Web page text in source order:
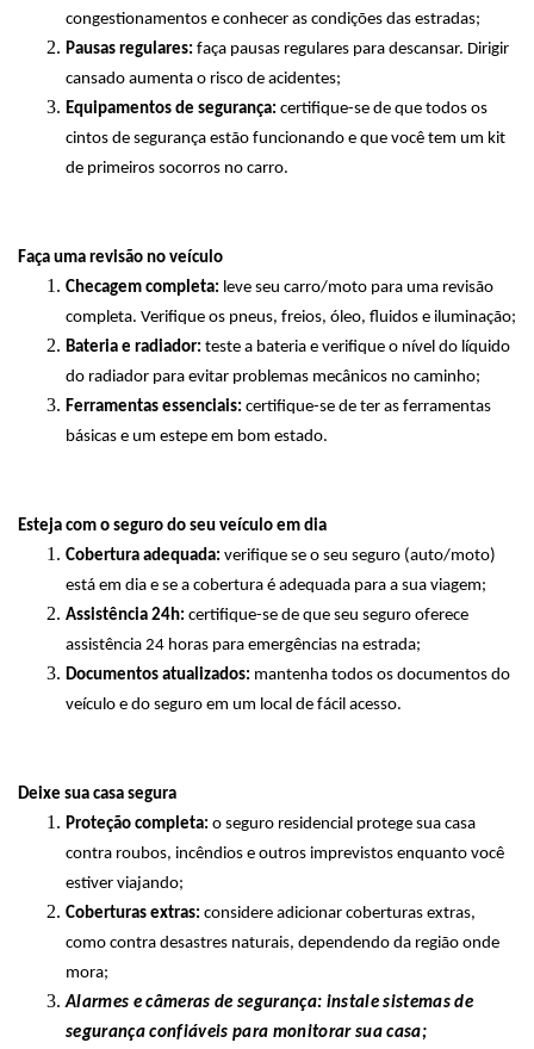
congestionamentos e conhecer as condições das estradas;
Pausas regulares: faça pausas regulares para descansar. Dirigir
cansado aumenta o risco de acidentes;
Equipamentos de segurança: certifique-se de que todos os
cintos de segurança estão funcionando e que você tem um kit
de primeiros socorros no carro.
Faça uma revisão no veículo
Checagem completa: leve seu carro/moto para uma revisão
completa. Verifique os pneus, freios, óleo, fluidos e iluminação;
Bateria e radiador: teste a bateria e verifique o nível do líquido
do radiador para evitar problemas mecânicos no caminho;
Ferramentas essenciais: certifique-se de ter as ferramentas
básicas e um estepe em bom estado.
Esteja com o seguro do seu veículo em dia
Cobertura adequada: verifique se o seu seguro (auto/moto)
está em dia e se a cobertura é adequada para a sua viagem;
Assistência 24h: certifique-se de que seu seguro oferece
assistência 24 horas para emergências na estrada;
Documentos atualizados: mantenha todos os documentos do
veículo e do seguro em um local de fácil acesso.
Deixe sua casa segura
Proteção completa: o seguro residencial protege sua casa
contra roubos, incêndios e outros imprevistos enquanto você
estiver viajando;
Coberturas extras: considere adicionar coberturas extras,
como contra desastres naturais, dependendo da região onde
mora;
Alarmes e câmeras de segurança: instale sistemas de
segurança confiáveis para monitorar sua casa;